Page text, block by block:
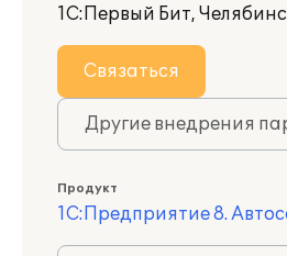
1С:Первый Бит,
Связаться
Другие внедрения
Продукт
1С:Предприятие 8.